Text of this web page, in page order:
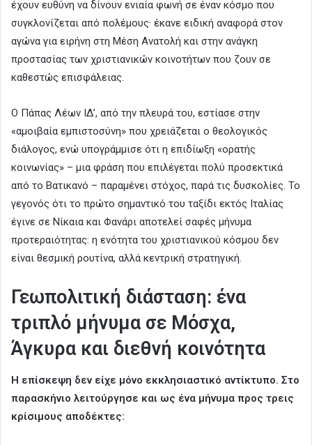
έχουν ευθύνη να δίνουν ενιαία φωνή σε έναν κόσμο που
συγκλονίζεται από πολέμους· έκανε ειδική αναφορά στον
αγώνα για ειρήνη στη Μέση Ανατολή και στην ανάγκη
προστασίας των χριστιανικών κοινοτήτων που ζουν σε
καθεστώς επισφάλειας.
Ο Πάπας Λέων ΙΔ’, από την πλευρά του, εστίασε στην
«αμοιβαία εμπιστοσύνη» που χρειάζεται ο θεολογικός
διάλογος, ενώ υπογράμμισε ότι η επιδίωξη «ορατής
κοινωνίας» – μια φράση που επιλέγεται πολύ προσεκτικά
από το Βατικανό – παραμένει στόχος, παρά τις δυσκολίες. Το
γεγονός ότι το πρώτο σημαντικό του ταξίδι εκτός Ιταλίας
έγινε σε Νίκαια και Φανάρι αποτελεί σαφές μήνυμα
προτεραιότητας: η ενότητα του χριστιανικού κόσμου δεν
είναι θεσμική ρουτίνα, αλλά κεντρική στρατηγική.
Γεωπολιτική διάσταση: ένα
τριπλό μήνυμα σε Μόσχα,
Άγκυρα και διεθνή κοινότητα
Η επίσκεψη δεν είχε μόνο εκκλησιαστικό αντίκτυπο. Στο
παρασκήνιο λειτούργησε και ως ένα μήνυμα προς τρεις
κρίσιμους αποδέκτες: